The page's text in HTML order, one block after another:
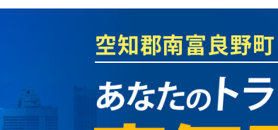
空知郡南富良野町